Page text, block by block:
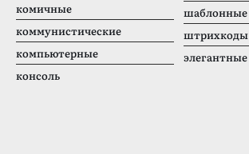
комичные
коммунистические
компьютерные
консоль
шаблонные
штрихкоды
элегантные